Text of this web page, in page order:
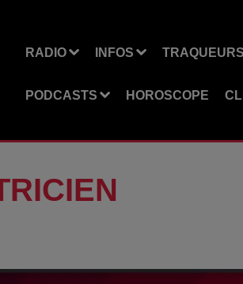
RADIO INFOS
PODCASTS HOROSCOPE